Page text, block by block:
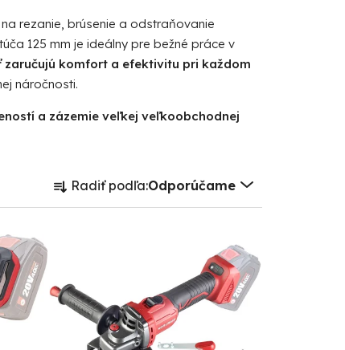
na rezanie, brúsenie a odstraňovanie
125 mm je ideálny pre bežné práce v
komfort a efektivitu pri každom
náročnosti.
a zázemie veľkej veľkoobchodnej
R
a
i
Radiť podľa:Odporúčame